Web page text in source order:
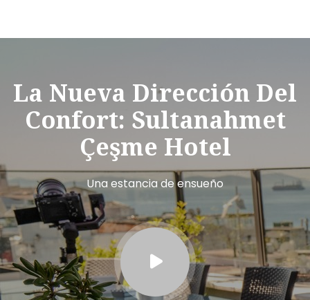
La Nueva Dirección Del
Confort: Sultanahmet
Çeşme Hotel
Una estancia de ensueño